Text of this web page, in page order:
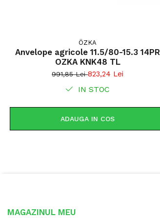
ÖZKA
Anvelope agricole 11.5/80-15.3 14PR
OZKA KNK48 TL
991,85 Lei823,24 Lei
IN STOC
ADAUGA IN COS
MAGAZINUL MEU